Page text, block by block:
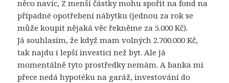
něco navíc, Z menší částky mohu spořit na fond na
případné opotřebení nábytku (jednou za rok se
může koupit nějaká věc řekněme za 5.000 Kč).
Já souhlasím, že když mam volných 2.700.000 Kč,
tak najdu i lepší investici než byt. Ale já
momentálně tyto prostředky nemám. A banka mi
přece nedá hypotéku na garáž, investování do